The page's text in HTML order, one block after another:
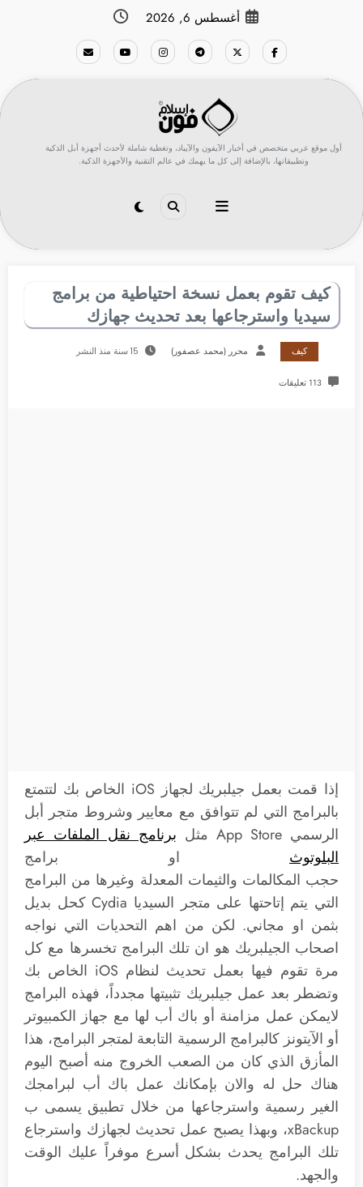
أغسطس 6, 2026
أول موقع عربي متخصص في أخبار الآيفون والآيباد، وتغطية شاملة لأحدث أجهزة أبل الذكية
وتطبيقاتها، بالإضافة إلى كل ما يهمك في عالم التقنية والأجهزة الذكية.
كيف تقوم بعمل نسخة احتياطية من برامج
سيديا واسترجاعها بعد تحديث جهازك
كيف محرر (محمد عصفور) 15 سنة منذ النشر
113 تعليقات
إذا قمت بعمل جيلبريك لجهاز iOS الخاص بك لتتمتع
بالبرامج التي لم تتوافق مع معايير وشروط متجر أبل
الرسمي App Store مثل
برنامج نقل الملفات عبر
البلوتوث او برامج
حجب المكالمات والثيمات المعدلة وغيرها من البرامج
التي يتم إتاحتها على متجر السيديا Cydia كحل بديل
بثمن او مجاني. لكن من اهم التحديات التي نواجه
اصحاب الجيلبريك هو ان تلك البرامج تخسرها مع كل
مرة تقوم فيها بعمل تحديث لنظام iOS الخاص بك
وتضطر بعد عمل جيلبريك تثبيتها مجدداً، فهذه البرامج
لايمكن عمل مزامنة أو باك أب لها مع جهاز الكمبيوتر
أو الآيتونز كالبرامج الرسمية التابعة لمتجر البرامج، هذا
المأزق الذي كان من الصعب الخروج منه أصبح اليوم
هناك حل له والان بإمكانك عمل باك أب لبرامجك
الغير رسمية واسترجاعها من خلال تطبيق يسمى ب
xBackup، وبهذا يصبح عمل تحديث لجهازك واسترجاع
تلك البرامج يحدث بشكل أسرع موفراً عليك الوقت
والجهد.